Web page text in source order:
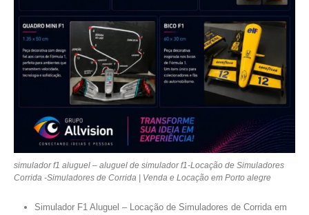
simulador f1 aluguel – aluguel de simulador f1-Locação de Simuladores
Corrida -Simuladores de Corrida | Venda e Locação em Porto alegre
Simulador F1 Aluguel – Locação de Simuladores de Corrida em